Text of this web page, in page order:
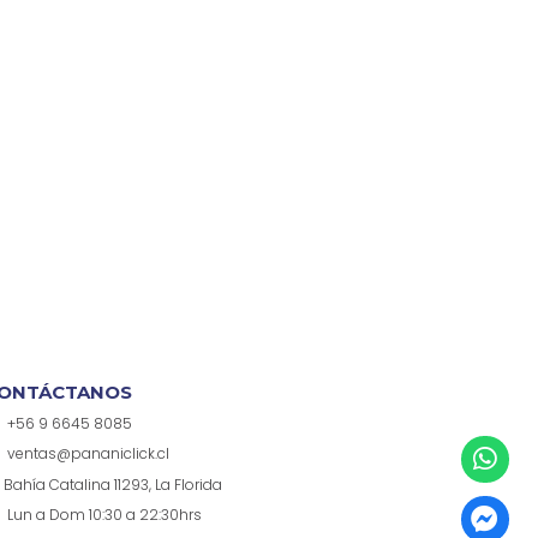
+56 9 6645 8085
ventas@pananiclick.cl
Bahía Catalina 11293, La Florida
Lun a Dom 10:30 a 22:30hrs